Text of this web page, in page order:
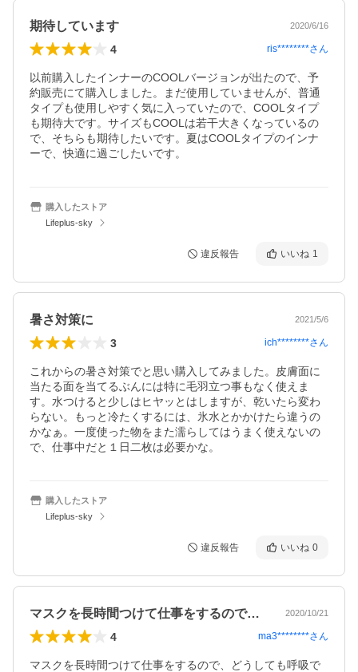
期待しています 2020/6/16
4 ris********さん
以前購入したインナーのCOOLバージョンが出たので、予
約販売にて購入しました。まだ使用していませんが、普通
タイプも使用しやすく気に入っていたので、COOLタイプ
も期待大です。サイズもCOOLは若干大きくなっているの
で、そちらも期待したいです。夏はCOOLタイプのインナ
ーで、快適に過ごしたいです。
購入したストア
Lifeplus-sky
違反報告 いいね 1
暑さ対策に 2021/5/6
3 ich********さん
これからの暑さ対策でと思い購入してみました。皮膚面に
当たる面を当てるぶんには特に毛羽立つ事もなく使えま
す。水つけると少しはヒヤッとはしますが、乾いたら変わ
らない。もっと冷たくするには、氷水とかかけたら違うの
かなぁ。一度使った物をまた濡らしてはうまく使えないの
で、仕事中だと１日二枚は必要かな。
購入したストア
Lifeplus-sky
違反報告 いいね 0
マスクを長時間つけて仕事をするので、ど… 2020/10/21
4 ma3********さん
マスクを長時間つけて仕事をするので、どうしても呼吸で